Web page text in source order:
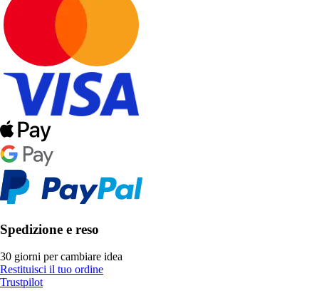
Spedizione e reso
30 giorni per cambiare idea
Restituisci il tuo ordine
Trustpilot